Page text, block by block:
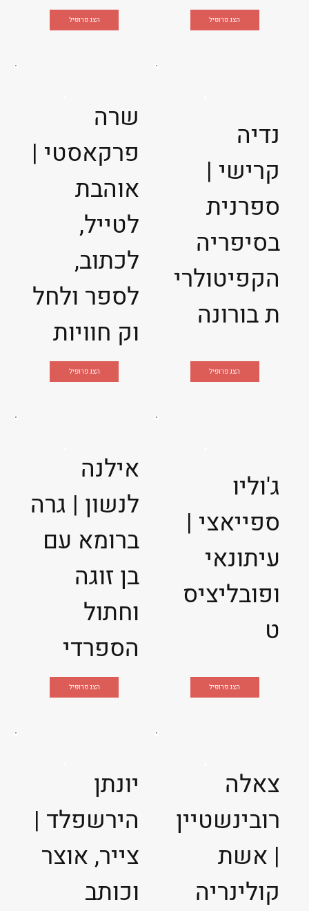
הצג פרופיל הצג פרופיל
שרה
פרקאסטי |
אוהבת
לטייל,
לכתוב,
לספר ולחל
וק חוויות
הצג פרופיל
נדיה
קרישי |
ספרנית
בסיפריה
הקפיטולרי
ת בורונה
הצג פרופיל
אילנה
לנשון | גרה
ברומא עם
בן זוגה
וחתול
הספרדי
הצג פרופיל
ג'וליו
ספייאצי |
עיתונאי
ופובליציס
ט
הצג פרופיל
יונתן
הירשפלד |
צייר, אוצר
וכותב
צאלה
רובינשטיין
| אשת
קולינריה